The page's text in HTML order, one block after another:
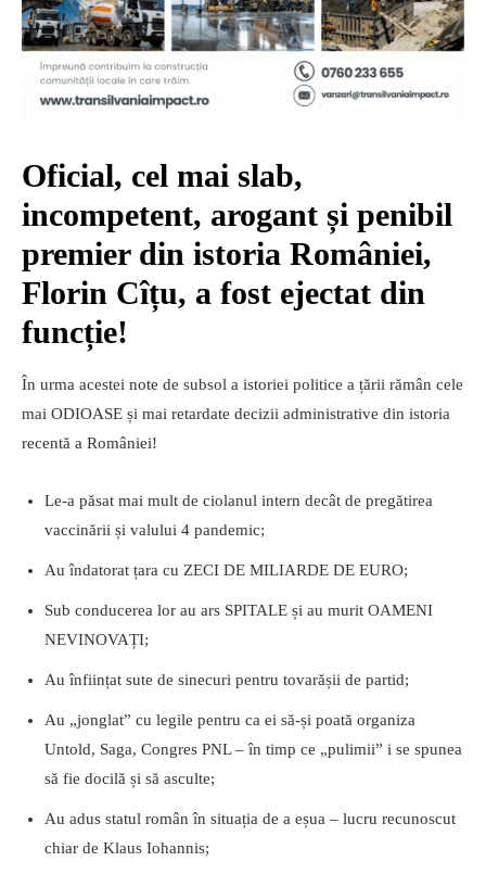
Oficial, cel mai slab,
incompetent, arogant și penibil
premier din istoria României,
Florin Cîțu, a fost ejectat din
funcție!
În urma acestei note de subsol a istoriei politice a țării rămân cele
mai ODIOASE și mai retardate decizii administrative din istoria
recentă a României!
Le-a păsat mai mult de ciolanul intern decât de pregătirea
vaccinării și valului 4 pandemic;
Au îndatorat țara cu ZECI DE MILIARDE DE EURO;
Sub conducerea lor au ars SPITALE și au murit OAMENI
NEVINOVAȚI;
Au înființat sute de sinecuri pentru tovarășii de partid;
Au „jonglat” cu legile pentru ca ei să-și poată organiza
Untold, Saga, Congres PNL – în timp ce „pulimii” i se spunea
să fie docilă și să asculte;
Au adus statul român în situația de a eșua – lucru recunoscut
chiar de Klaus Iohannis;